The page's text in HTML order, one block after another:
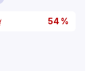
54 %